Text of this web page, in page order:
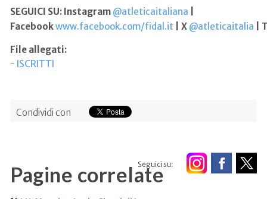
SEGUICI SU: Instagram @atleticaitaliana
Facebookwww.facebook.com/fidal.it | X @atleticaitalia |
File allegati:
- ISCRITTI
Condividi con
Seguici su:
Pagine correlate